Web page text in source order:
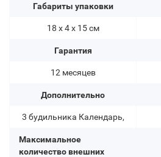
Габариты упаковки
18 х 4 х 15 см
Гарантия
12 месяцев
Дополнительно
3 будильника Календарь,
Максимальное
количество внешних